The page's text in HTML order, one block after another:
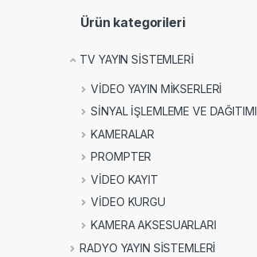
Ürün kategorileri
TV YAYIN SİSTEMLERİ
VİDEO YAYIN MİKSERLERİ
SİNYAL İŞLEMLEME VE DAĞITIMI
KAMERALAR
PROMPTER
VİDEO KAYIT
VİDEO KURGU
KAMERA AKSESUARLARI
RADYO YAYIN SİSTEMLERİ